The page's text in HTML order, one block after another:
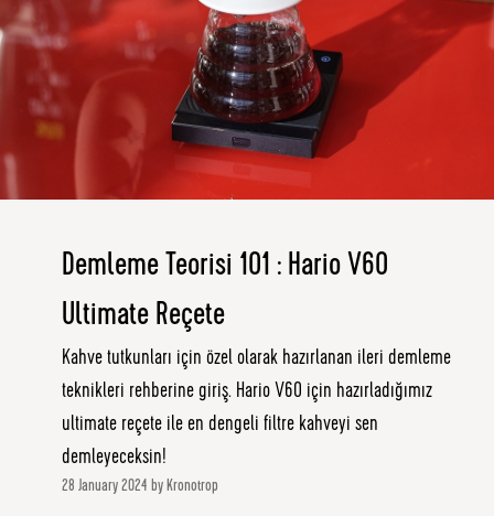
Demleme Teorisi 101 : Hario V60
Ultimate Reçete
Kahve tutkunları için özel olarak hazırlanan ileri demleme
teknikleri rehberine giriş. Hario V60 için hazırladığımız
ultimate reçete ile en dengeli filtre kahveyi sen
demleyeceksin!
28 January 2024 by Kronotrop